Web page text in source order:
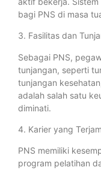
bagi PNS di masa
3. Fasilitas dan
Sebagai PNS,
tunjangan, seperti
tunjangan
adalah salah satu
diminati.
4. Karier yang
PNS memiliki
program pelatihan